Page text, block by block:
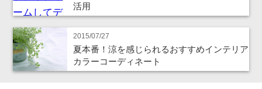
活用
2015/07/27
夏本番！涼を感じられるおすすめインテリア
カラーコーディネート